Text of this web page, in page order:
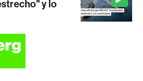
y lo